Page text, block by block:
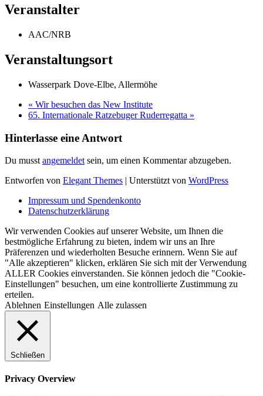
Veranstalter
AAC/NRB
Veranstaltungsort
Wasserpark Dove-Elbe, Allermöhe
« Wir besuchen das New Institute
65. Internationale Ratzebuger Ruderregatta »
Hinterlasse eine Antwort
Du musst angemeldet sein, um einen Kommentar abzugeben.
Entworfen von Elegant Themes | Unterstützt von WordPress
Impressum und Spendenkonto
Datenschutzerklärung
Wir verwenden Cookies auf unserer Website, um Ihnen die
bestmögliche Erfahrung zu bieten, indem wir uns an Ihre
Präferenzen und wiederholten Besuche erinnern. Wenn Sie auf
"Alle akzeptieren" klicken, erklären Sie sich mit der Verwendung
ALLER Cookies einverstanden. Sie können jedoch die "Cookie-
Einstellungen" besuchen, um eine kontrollierte Zustimmung zu
erteilen.
Ablehnen Einstellungen Alle zulassen
Schließen
Privacy Overview